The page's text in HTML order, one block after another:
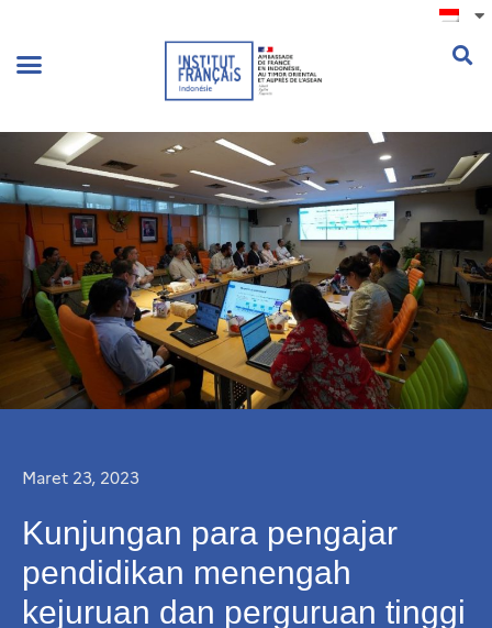
Maret 23, 2023
Kunjungan para pengajar
pendidikan menengah
kejuruan dan perguruan tinggi